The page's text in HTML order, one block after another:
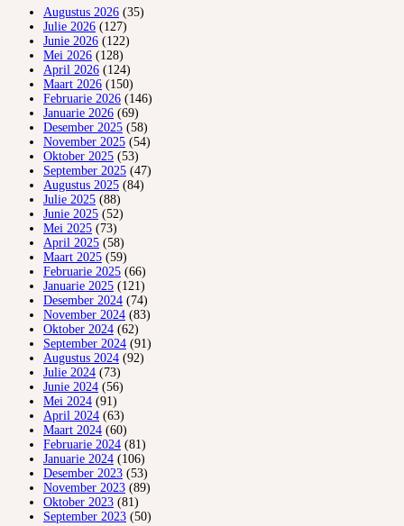
Augustus 2026 (35)
Julie 2026 (127)
Junie 2026 (122)
Mei 2026 (128)
April 2026 (124)
Maart 2026 (150)
Februarie 2026 (146)
Januarie 2026 (69)
Desember 2025 (58)
November 2025 (54)
Oktober 2025 (53)
September 2025 (47)
Augustus 2025 (84)
Julie 2025 (88)
Junie 2025 (52)
Mei 2025 (73)
April 2025 (58)
Maart 2025 (59)
Februarie 2025 (66)
Januarie 2025 (121)
Desember 2024 (74)
November 2024 (83)
Oktober 2024 (62)
September 2024 (91)
Augustus 2024 (92)
Julie 2024 (73)
Junie 2024 (56)
Mei 2024 (91)
April 2024 (63)
Maart 2024 (60)
Februarie 2024 (81)
Januarie 2024 (106)
Desember 2023 (53)
November 2023 (89)
Oktober 2023 (81)
September 2023 (50)